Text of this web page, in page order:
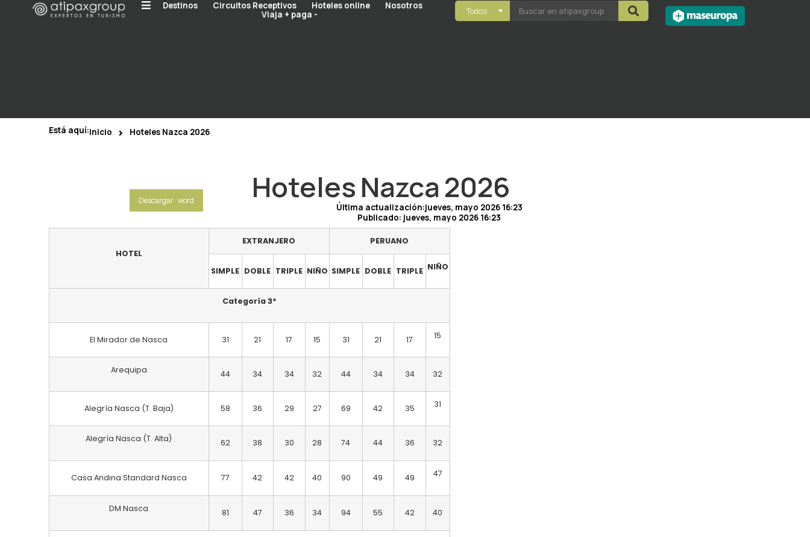
Destinos Circuitos Receptivos Hoteles online
Nosotros
Viaja + paga -
Todos
Está aquí:Inicio Hoteles Nazca 2026
Hoteles Nazca 2026
Última actualización:jueves, mayo 2026 16:23
Publicado: jueves, mayo 2026 16:23
Descargar word
HOTEL
EXTRANJERO PERUANO
SIMPLE DOBLE TRIPLE NIÑO SIMPLE DOBLE TRIPLE NIÑO
Categoría 3*
El Mirador de Nasca 31 21 17 15 31 21 17 15
Arequipa 44 34 34 32 44 34 34 32
Alegría Nasca (T. Baja) 58 36 29 27 69 42 35 31
Alegría Nasca (T. Alta) 62 38 30 28 74 44 36 32
Casa Andina Standard Nasca 77 42 42 40 90 49 49 47
DM Nasca 81 47 36 34 94 55 42 40